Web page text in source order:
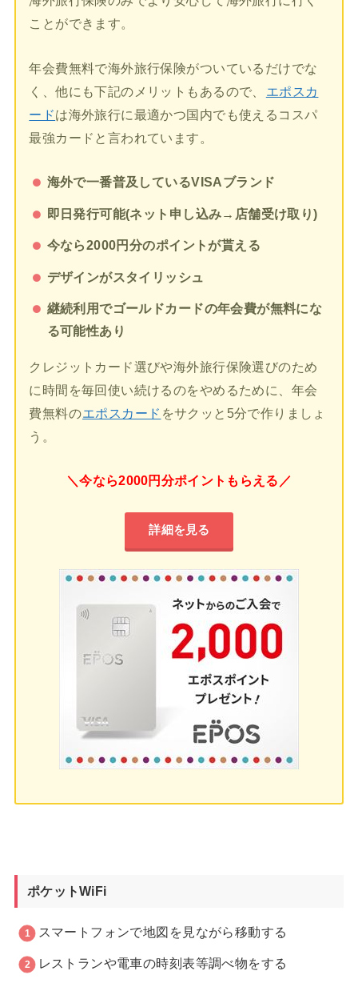
ことができます。
年会費無料で海外旅行保険がついているだけでな
く、他にも下記のメリットもあるので、
エポスカ
ードは海外旅行に最適かつ国内でも使えるコスパ
最強カードと言われています。
海外で一番普及しているVISAブランド
即日発行可能(ネット申し込み→店舗受け取り)
今なら2000円分のポイントが貰える
デザインがスタイリッシュ
継続利用でゴールドカードの年会費が無料にな
る可能性あり
クレジットカード選びや海外旅行保険選びのため
に時間を毎回使い続けるのをやめるために、年会
費無料のエポスカード をサクッと5分で作りましょ
う。
＼今なら2000円分ポイントもらえる／
詳細を見る
ポケットWiFi
スマートフォンで地図を見ながら移動する
レストランや電車の時刻表等調べ物をする